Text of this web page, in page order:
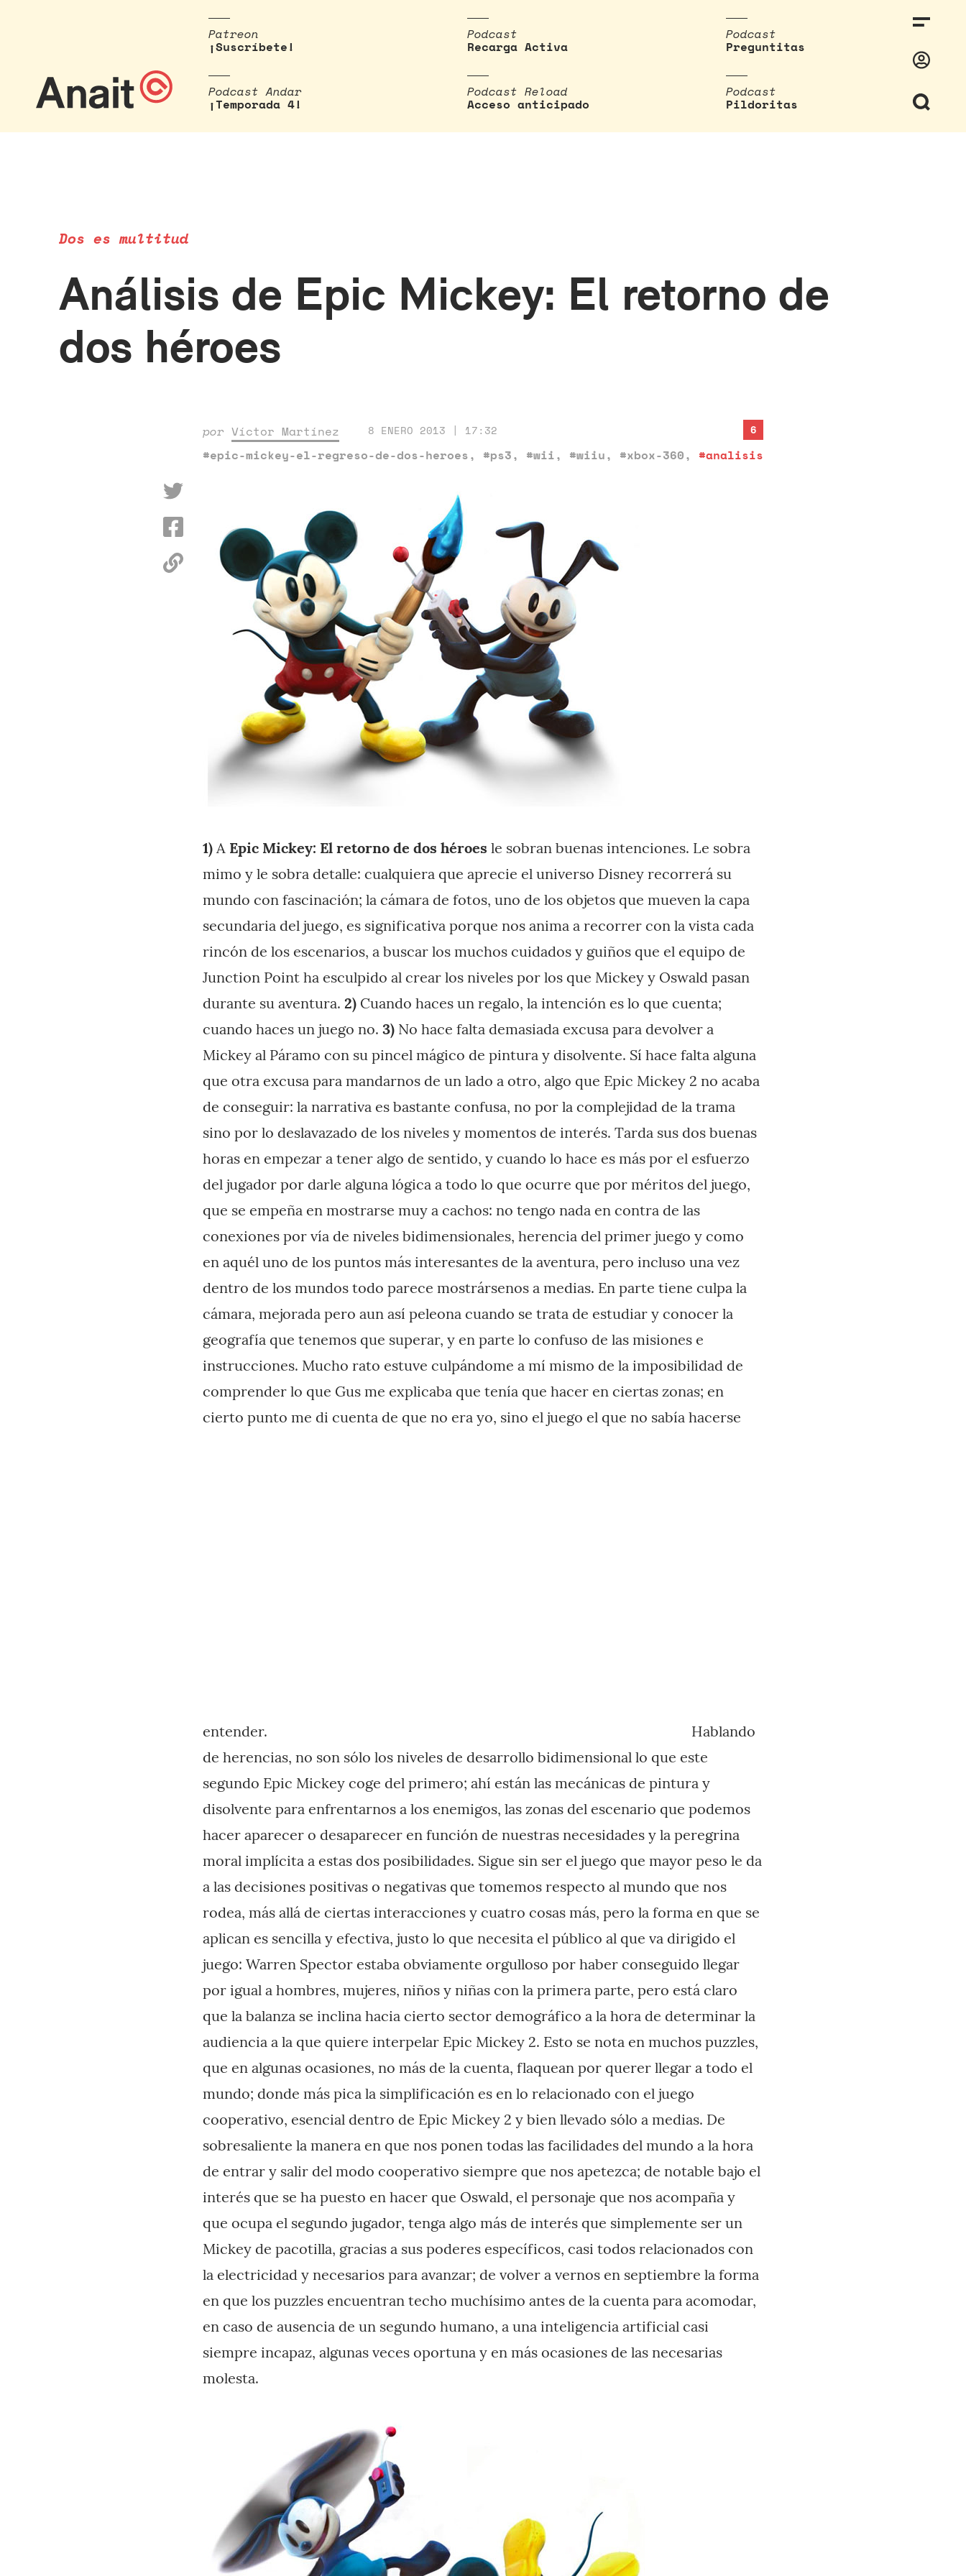
Patreon
¡Suscríbete!
Podcast
Recarga Activa
Podcast
Preguntitas
Podcast Andar
¡Temporada 4!
Podcast Reload
Acceso anticipado
Podcast
Pildoritas
Dos es multitud
Análisis de Epic Mickey: El retorno de
dos héroes
por Víctor Martínez 8 ENERO 2013 | 17:32
#epic-mickey-el-regreso-de-dos-heroes, #ps3, #wii, #wiiu, #xbox-360, #analisis
6
1) A Epic Mickey: El retorno de dos héroes le sobran buenas intenciones. Le sobra
mimo y le sobra detalle: cualquiera que aprecie el universo Disney recorrerá su
mundo con fascinación; la cámara de fotos, uno de los objetos que mueven la capa
secundaria del juego, es significativa porque nos anima a recorrer con la vista cada
rincón de los escenarios, a buscar los muchos cuidados y guiños que el equipo de
Junction Point ha esculpido al crear los niveles por los que Mickey y Oswald pasan
durante su aventura. 2) Cuando haces un regalo, la intención es lo que cuenta;
cuando haces un juego no. 3) No hace falta demasiada excusa para devolver a
Mickey al Páramo con su pincel mágico de pintura y disolvente. Sí hace falta alguna
que otra excusa para mandarnos de un lado a otro, algo que Epic Mickey 2 no acaba
de conseguir: la narrativa es bastante confusa, no por la complejidad de la trama
sino por lo deslavazado de los niveles y momentos de interés. Tarda sus dos buenas
horas en empezar a tener algo de sentido, y cuando lo hace es más por el esfuerzo
del jugador por darle alguna lógica a todo lo que ocurre que por méritos del juego,
que se empeña en mostrarse muy a cachos: no tengo nada en contra de las
conexiones por vía de niveles bidimensionales, herencia del primer juego y como
en aquél uno de los puntos más interesantes de la aventura, pero incluso una vez
dentro de los mundos todo parece mostrársenos a medias. En parte tiene culpa la
cámara, mejorada pero aun así peleona cuando se trata de estudiar y conocer la
geografía que tenemos que superar, y en parte lo confuso de las misiones e
instrucciones. Mucho rato estuve culpándome a mí mismo de la imposibilidad de
comprender lo que Gus me explicaba que tenía que hacer en ciertas zonas; en
cierto punto me di cuenta de que no era yo, sino el juego el que no sabía hacerse
entender.
Hablando
de herencias, no son sólo los niveles de desarrollo bidimensional lo que este
segundo Epic Mickey coge del primero; ahí están las mecánicas de pintura y
disolvente para enfrentarnos a los enemigos, las zonas del escenario que podemos
hacer aparecer o desaparecer en función de nuestras necesidades y la peregrina
moral implícita a estas dos posibilidades. Sigue sin ser el juego que mayor peso le da
a las decisiones positivas o negativas que tomemos respecto al mundo que nos
rodea, más allá de ciertas interacciones y cuatro cosas más, pero la forma en que se
aplican es sencilla y efectiva, justo lo que necesita el público al que va dirigido el
juego: Warren Spector estaba obviamente orgulloso por haber conseguido llegar
por igual a hombres, mujeres, niños y niñas con la primera parte, pero está claro
que la balanza se inclina hacia cierto sector demográfico a la hora de determinar la
audiencia a la que quiere interpelar Epic Mickey 2. Esto se nota en muchos puzzles,
que en algunas ocasiones, no más de la cuenta, flaquean por querer llegar a todo el
mundo; donde más pica la simplificación es en lo relacionado con el juego
cooperativo, esencial dentro de Epic Mickey 2 y bien llevado sólo a medias. De
sobresaliente la manera en que nos ponen todas las facilidades del mundo a la hora
de entrar y salir del modo cooperativo siempre que nos apetezca; de notable bajo el
interés que se ha puesto en hacer que Oswald, el personaje que nos acompaña y
que ocupa el segundo jugador, tenga algo más de interés que simplemente ser un
Mickey de pacotilla, gracias a sus poderes específicos, casi todos relacionados con
la electricidad y necesarios para avanzar; de volver a vernos en septiembre la forma
en que los puzzles encuentran techo muchísimo antes de la cuenta para acomodar,
en caso de ausencia de un segundo humano, a una inteligencia artificial casi
siempre incapaz, algunas veces oportuna y en más ocasiones de las necesarias
molesta.